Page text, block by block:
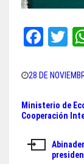
Fa
bo
ok
T
tt
er
28 DE
entradas
Ministerio de
Cooperación